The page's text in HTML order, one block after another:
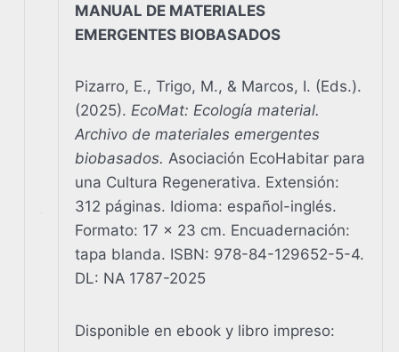
MANUAL DE MATERIALES
EMERGENTES BIOBASADOS
Pizarro, E., Trigo, M., & Marcos, I. (Eds.).
(2025). EcoMat: Ecología material.
Archivo de materiales emergentes
biobasados. Asociación EcoHabitar para
una Cultura Regenerativa. Extensión:
312 páginas. Idioma: español-inglés.
Formato: 17 x 23 cm. Encuadernación:
tapa blanda. ISBN: 978-84-129652-5-4.
DL: NA 1787-2025
Disponible en ebook y libro impreso: